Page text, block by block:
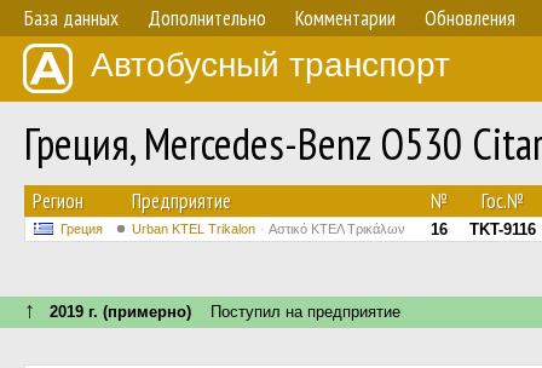
База данных Дополнительно Комментарии Обновления
Автобусный транспорт
Греция, Mercedes-Benz O530
Регион Предприятие № Гос.№
Греция Urban KTEL Trikalon Αστικό ΚΤΕΛ Τρικάλων 16 TKT-9116
↑ 2019 г. (примерно) Поступил на предприятие